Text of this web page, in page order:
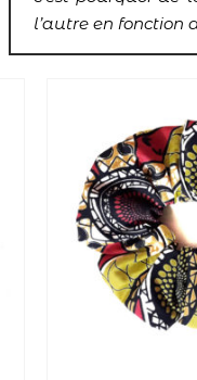
l’autre en fonction